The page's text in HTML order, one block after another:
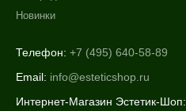
Новинки
Телефон: +7 (495) 640-58-89
Email: info@esteticshop.ru
Интернет-Магазин Эстетик-Шоп: